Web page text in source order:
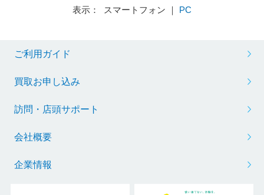
表示： スマートフォン ｜ PC
ご利用ガイド
買取お申し込み
訪問・店頭サポート
会社概要
企業情報